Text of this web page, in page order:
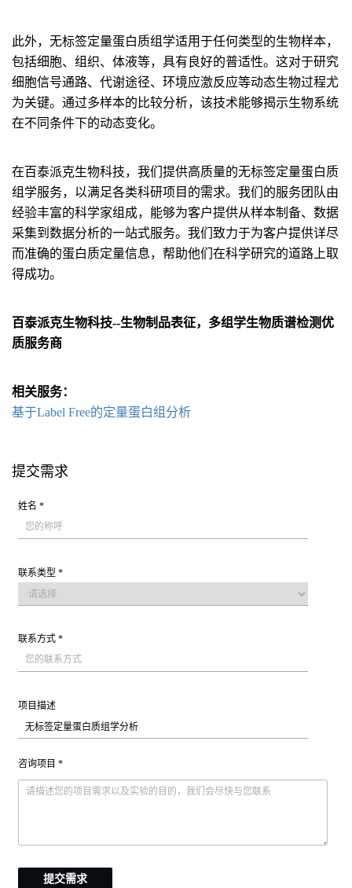
此外，无标签定量蛋白质组学适用于任何类型的生物样本，
包括细胞、组织、体液等，具有良好的普适性。这对于研究
细胞信号通路、代谢途径、环境应激反应等动态生物过程尤
为关键。通过多样本的比较分析，该技术能够揭示生物系统
在不同条件下的动态变化。
在百泰派克生物科技，我们提供高质量的无标签定量蛋白质
组学服务，以满足各类科研项目的需求。我们的服务团队由
经验丰富的科学家组成，能够为客户提供从样本制备、数据
采集到数据分析的一站式服务。我们致力于为客户提供详尽
而准确的蛋白质定量信息，帮助他们在科学研究的道路上取
得成功。
百泰派克生物科技--生物制品表征，多组学生物质谱检测优
质服务商
相关服务：
基于Label Free的定量蛋白组分析
提交需求
姓名 *
联系类型 *
联系方式 *
项目描述
咨询项目 *
提交需求